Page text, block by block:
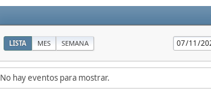
LISTA MES SEMANA
No hay eventos para mostrar.